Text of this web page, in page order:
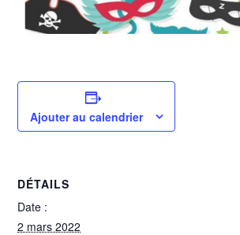
Ajouter au calendrier
DÉTAILS
Date :
2 mars 2022